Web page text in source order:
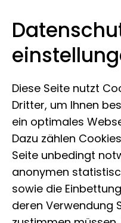
Zum Inhalt
Leibniz-Institut zur
Diese Seite nutzt
Dritter, um Ihnen
ein optimales
Dazu zählen
Seite unbedingt
anonymen
sowie die
deren Verwendung